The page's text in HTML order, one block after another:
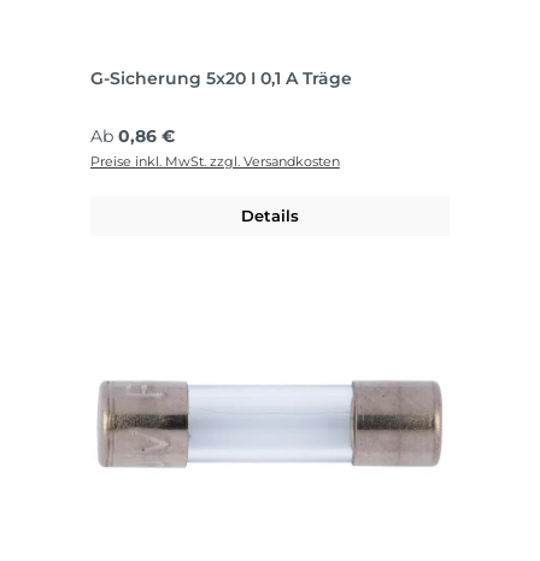
G-Sicherung 5x20 I 0,1 A Träge
Regulärer Preis:
Ab 0,86 €
Preise inkl. MwSt. zzgl. Versandkosten
Details